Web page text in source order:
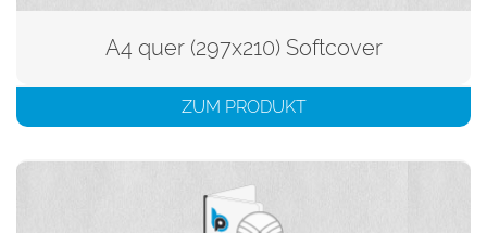
A4 quer (297x210) Softcover
ZUM PRODUKT